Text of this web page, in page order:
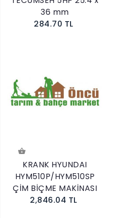
36 mm
284.70 TL
KRANK HYUNDAI
HYM510P/HYM510SP
ÇİM BİÇME MAKİNASI
2,846.04 TL